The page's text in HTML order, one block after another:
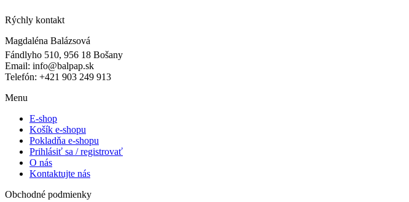
Rýchly kontakt
Magdaléna Balázsová
Fándlyho 510, 956 18 Bošany
Email: info@balpap.sk
Telefón: +421 903 249 913
Menu
E-shop
Košík e-shopu
Pokladňa e-shopu
Prihlásiť sa / registrovať
O nás
Kontaktujte nás
Obchodné podmienky